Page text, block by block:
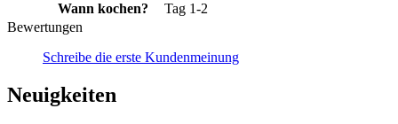
Wann kochen?
Tag 1-2
Bewertungen
Schreibe die erste Kundenmeinung
Neuigkeiten